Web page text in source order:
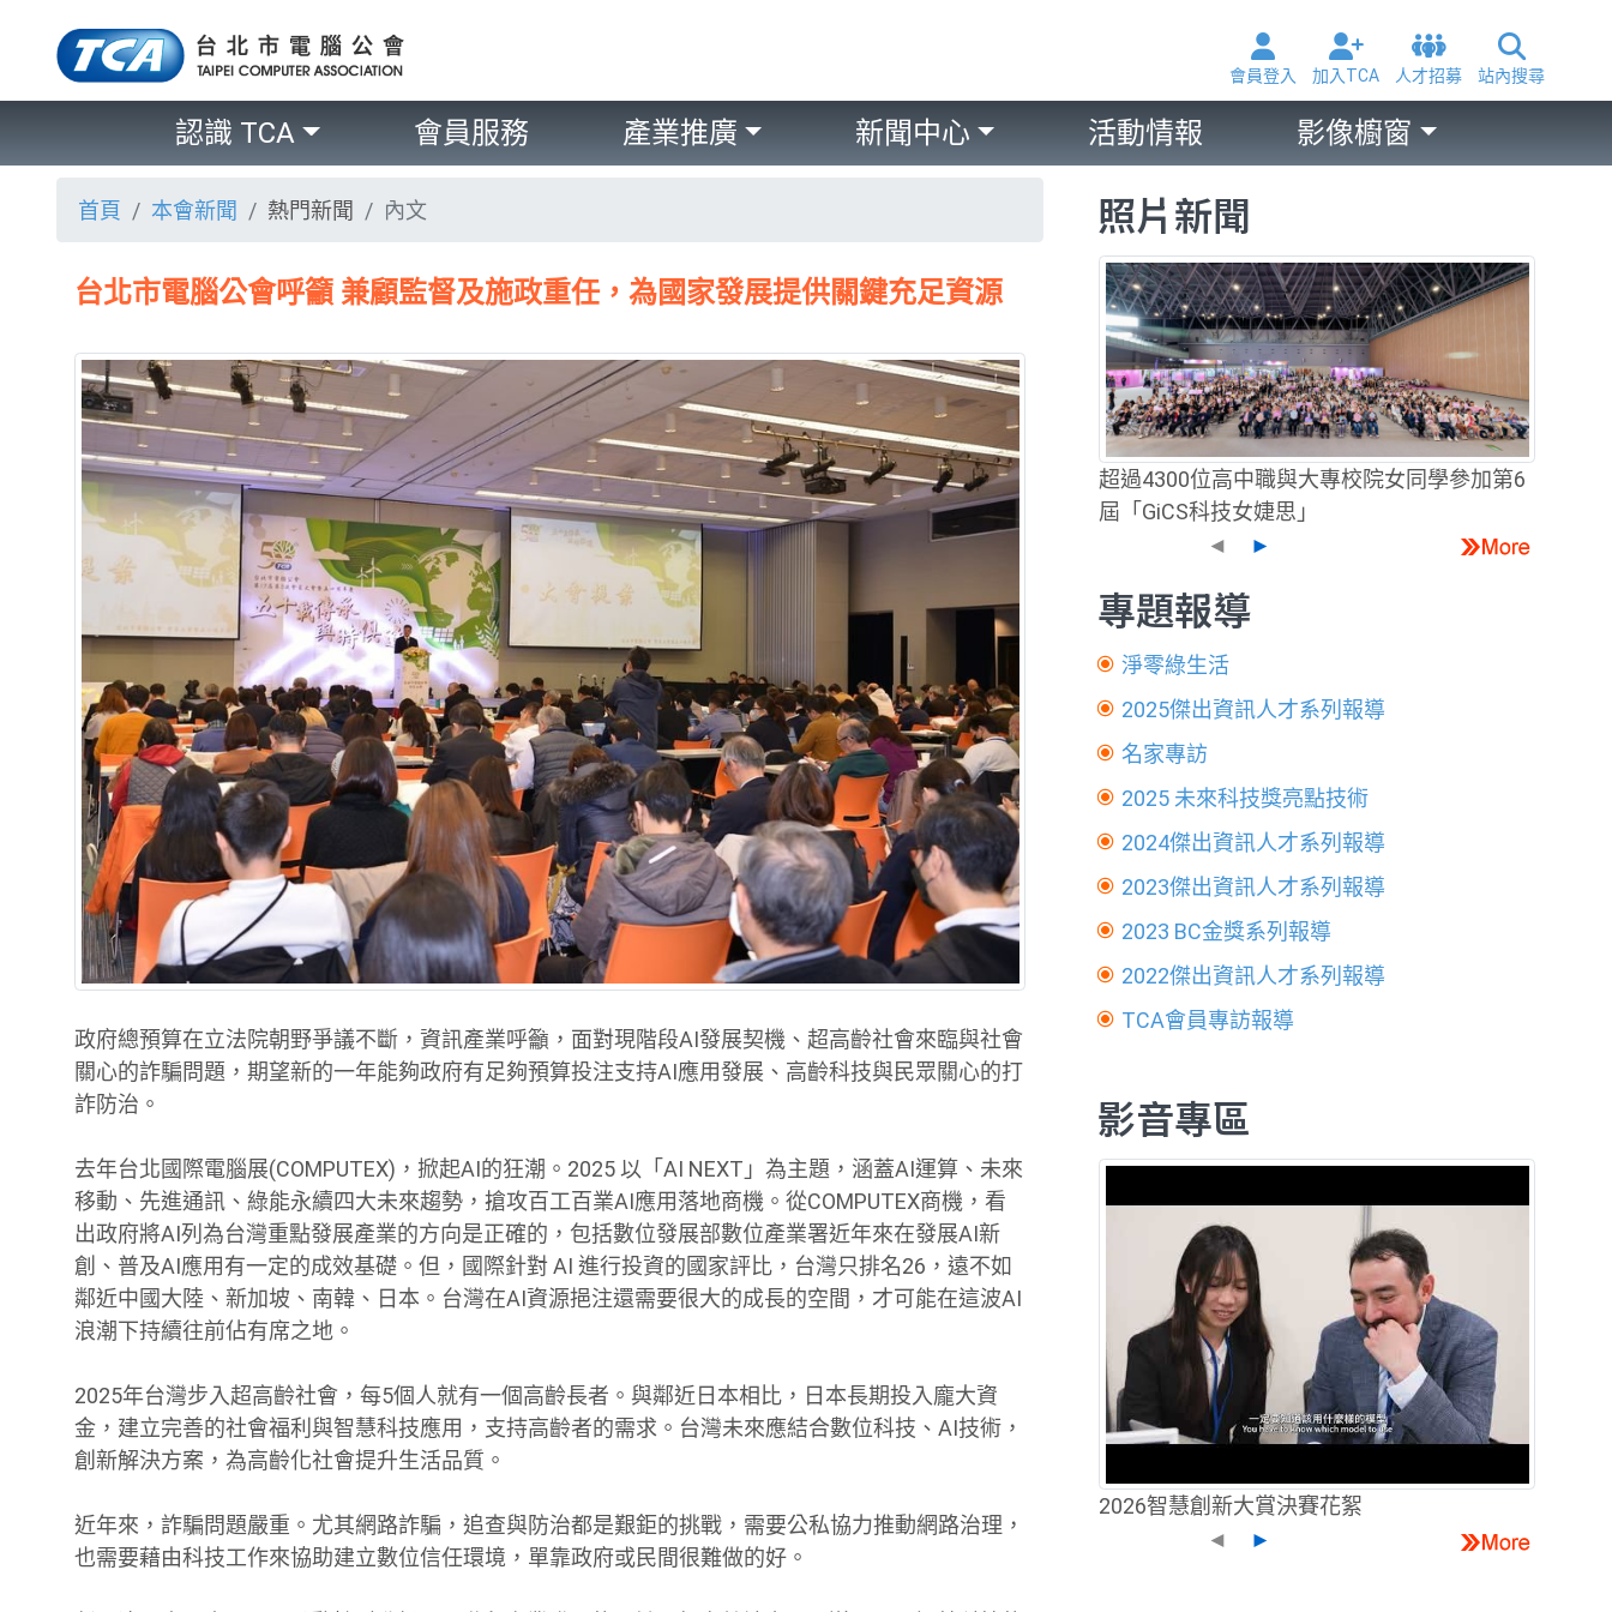
會員登入 加入TCA 人才招募 站內搜尋
認識 TCA 會員服務 產業推廣 新聞中心 活動情報 影像櫥窗
首頁 本會新聞 熱門新聞 內文
台北市電腦公會呼籲 兼顧監督及施政重任，為國家發展提供關鍵充足資源
政府總預算在立法院朝野爭議不斷，資訊產業呼籲，面對現階段AI發展契機、超高齡社會來臨與社會
關心的詐騙問題，期望新的一年能夠政府有足夠預算投注支持AI應用發展、高齡科技與民眾關心的打
詐防治。
去年台北國際電腦展(COMPUTEX)，掀起AI的狂潮。2025 以「AI NEXT」為主題，涵蓋AI運算、未來
移動、先進通訊、綠能永續四大未來趨勢，搶攻百工百業AI應用落地商機。從COMPUTEX商機，看
出政府將AI列為台灣重點發展產業的方向是正確的，包括數位發展部數位產業署近年來在發展AI新
創、普及AI應用有一定的成效基礎。但，國際針對 AI 進行投資的國家評比，台灣只排名26，遠不如
鄰近中國大陸、新加坡、南韓、日本。台灣在AI資源挹注還需要很大的成長的空間，才可能在這波AI
浪潮下持續往前佔有席之地。
2025年台灣步入超高齡社會，每5個人就有一個高齡長者。與鄰近日本相比，日本長期投入龐大資
金，建立完善的社會福利與智慧科技應用，支持高齡者的需求。台灣未來應結合數位科技、AI技術，
創新解決方案，為高齡化社會提升生活品質。
近年來，詐騙問題嚴重。尤其網路詐騙，追查與防治都是艱鉅的挑戰，需要公私協力推動網路治理，
也需要藉由科技工作來協助建立數位信任環境，單靠政府或民間很難做的好。
照片新聞
超過4300位高中職與大專校院女同學參加第6
屆「GiCS科技女婕思」
◄
►
專題報導
淨零綠生活
2025傑出資訊人才系列報導
名家專訪
2025 未來科技獎亮點技術
2024傑出資訊人才系列報導
2023傑出資訊人才系列報導
2023 BC金獎系列報導
2022傑出資訊人才系列報導
TCA會員專訪報導
影音專區
2026智慧創新大賞決賽花絮
◄
►